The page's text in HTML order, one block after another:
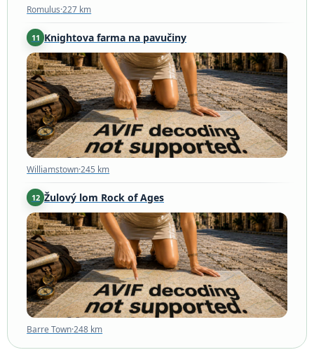
Romulus·227 km
11 Knightova farma na pavučiny
Williamstown·245 km
Williamstown·245 km
12 Žulový lom Rock of Ages
Barre Town·248 km
Barre Town·248 km